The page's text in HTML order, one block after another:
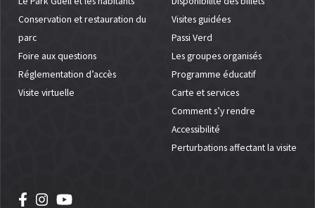
Conservation et restauration du
parc
Foire aux questions
Réglementation d’accès
Visite virtuelle
Visites guidées
Passi Verd
Les groupes organisés
Programme éducatif
Carte et services
Comment s’y rendre
Accessibilité
Perturbations affectant la visite